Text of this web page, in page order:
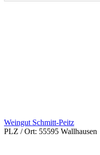
Weingut Schmitt-Peitz
PLZ / Ort: 55595 Wallhausen